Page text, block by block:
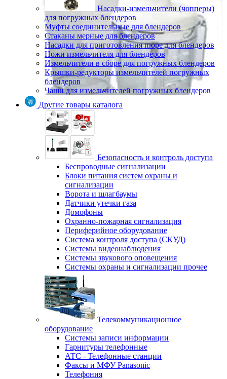
Насадки-измельчители (чопперы)
для погружных блендеров
Муфты соединительные для блендеров
Стаканы мерные для блендеров
Насадки для приготовления пюре для блендеров
Ножи измельчителя для блендеров
Измельчители в сборе для погружных блендеров
Крышки-редукторы измельчителей погружных
блендеров
Чаши для измельчителей погружных блендеров
Другие товары каталога
Безопасность и контроль доступа
Беспроводные сигнализации
Блоки питания систем охраны и
сигнализации
Ворота и шлагбаумы
Датчики утечки газа
Домофоны
Охранно-пожарная сигнализация
Периферийное оборудование
Система контроля доступа (СКУД)
Системы видеонаблюдения
Системы звукового оповещения
Системы охраны и сигнализации прочее
Телекоммуникационное
оборудование
Системы записи информации
Гарнитуры телефонные
АТС - Телефонные станции
Факсы и МФУ Panasonic
Телефония